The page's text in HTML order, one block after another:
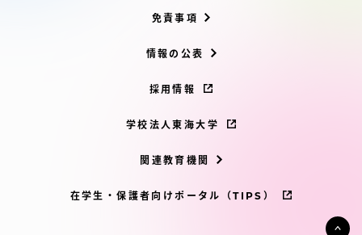
免責事項
情報の公表
採用情報
学校法人東海大学
関連教育機関
在学生・保護者向けポータル（TIPS）